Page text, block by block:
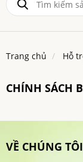
Trang chủ Hỗ
CHÍNH SÁCH
VỀ CHÚNG TÔI